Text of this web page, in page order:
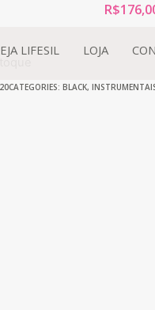
LIFESIL LOJA
R$
CATEGORIES: BLACK,